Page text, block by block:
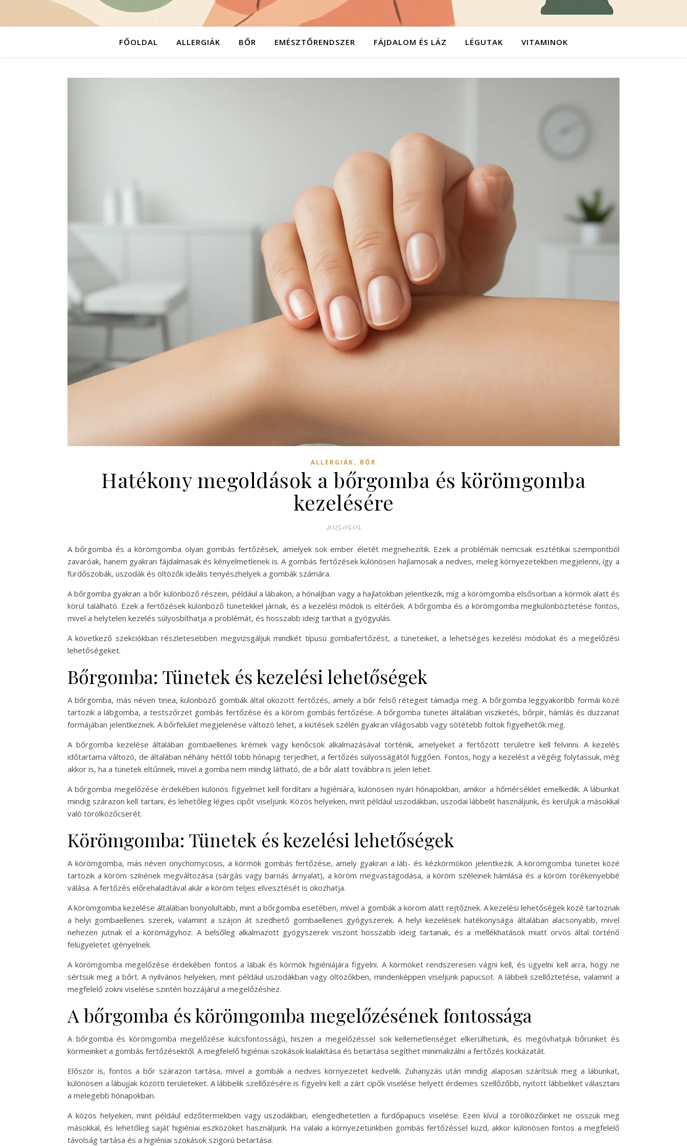
FŐOLDAL ALLERGIÁK BŐR EMÉSZTŐRENDSZER FÁJDALOM ÉS LÁZ LÉGUTAK VITAMINOK
ALLERGIÁK, BŐR
Hatékony megoldások a bőrgomba és körömgomba
kezelésére
2025.05.05.
A bőrgomba és a körömgomba olyan gombás fertőzések, amelyek sok ember életét megnehezítik. Ezek a problémák nemcsak esztétikai szempontból
zavaróak, hanem gyakran fájdalmasak és kényelmetlenek is. A gombás fertőzések különösen hajlamosak a nedves, meleg környezetekben megjelenni, így a
fürdőszobák, uszodák és öltözők ideális tenyészhelyek a gombák számára.
A bőrgomba gyakran a bőr különböző részein, például a lábakon, a hónaljban vagy a hajlatokban jelentkezik, míg a körömgomba elsősorban a körmök alatt és
körül található. Ezek a fertőzések különböző tünetekkel járnak, és a kezelési módok is eltérőek. A bőrgomba és a körömgomba megkülönböztetése fontos,
mivel a helytelen kezelés súlyosbíthatja a problémát, és hosszabb ideig tarthat a gyógyulás.
A következő szekciókban részletesebben megvizsgáljuk mindkét típusú gombafertőzést, a tüneteiket, a lehetséges kezelési módokat és a megelőzési
lehetőségeket.
Bőrgomba: Tünetek és kezelési lehetőségek
A bőrgomba, más néven tinea, különböző gombák által okozott fertőzés, amely a bőr felső rétegeit támadja meg. A bőrgomba leggyakoribb formái közé
tartozik a lábgomba, a testszőrzet gombás fertőzése és a köröm gombás fertőzése. A bőrgomba tünetei általában viszketés, bőrpír, hámlás és duzzanat
formájában jelentkeznek. A bőrfelület megjelenése változó lehet, a kiütések szélén gyakran világosabb vagy sötétebb foltok figyelhetők meg.
A bőrgomba kezelése általában gombaellenes krémek vagy kenőcsök alkalmazásával történik, amelyeket a fertőzött területre kell felvinni. A kezelés
időtartama változó, de általában néhány héttől több hónapig terjedhet, a fertőzés súlyosságától függően. Fontos, hogy a kezelést a végéig folytassuk, még
akkor is, ha a tünetek eltűnnek, mivel a gomba nem mindig látható, de a bőr alatt továbbra is jelen lehet.
A bőrgomba megelőzése érdekében különös figyelmet kell fordítani a higiéniára, különösen nyári hónapokban, amikor a hőmérséklet emelkedik. A lábunkat
mindig szárazon kell tartani, és lehetőleg légies cipőt viseljünk. Közös helyeken, mint például uszodákban, uszodai lábbelit használjunk, és kerüljük a másokkal
való törölközőcserét.
Körömgomba: Tünetek és kezelési lehetőségek
A körömgomba, más néven onychomycosis, a körmök gombás fertőzése, amely gyakran a láb- és kézkörmökön jelentkezik. A körömgomba tünetei közé
tartozik a köröm színének megváltozása (sárgás vagy barnás árnyalat), a köröm megvastagodása, a köröm széleinek hámlása és a köröm törékenyebbé
válása. A fertőzés előrehaladtával akár a köröm teljes elvesztését is okozhatja.
A körömgomba kezelése általában bonyolultabb, mint a bőrgomba esetében, mivel a gombák a köröm alatt rejtőznek. A kezelési lehetőségek közé tartoznak
a helyi gombaellenes szerek, valamint a szájon át szedhető gombaellenes gyógyszerek. A helyi kezelések hatékonysága általában alacsonyabb, mivel
nehezen jutnak el a körömágyhoz. A belsőleg alkalmazott gyógyszerek viszont hosszabb ideig tartanak, és a mellékhatások miatt orvos által történő
felügyeletet igényelnek.
A körömgomba megelőzése érdekében fontos a lábak és körmök higiéniájára figyelni. A körmöket rendszeresen vágni kell, és ügyelni kell arra, hogy ne
sértsük meg a bőrt. A nyilvános helyeken, mint például uszodákban vagy öltözőkben, mindenképpen viseljünk papucsot. A lábbeli szellőztetése, valamint a
megfelelő zokni viselése szintén hozzájárul a megelőzéshez.
A bőrgomba és körömgomba megelőzésének fontossága
A bőrgomba és körömgomba megelőzése kulcsfontosságú, hiszen a megelőzéssel sok kellemetlenséget elkerülhetünk, és megóvhatjuk bőrünket és
körmeinket a gombás fertőzésektől. A megfelelő higiéniai szokások kialakítása és betartása segíthet minimalizálni a fertőzés kockázatát.
Először is, fontos a bőr szárazon tartása, mivel a gombák a nedves környezetet kedvelik. Zuhanyzás után mindig alaposan szárítsuk meg a lábunkat,
különösen a lábujjak közötti területeket. A lábbelik szellőzésére is figyelni kell: a zárt cipők viselése helyett érdemes szellőzőbb, nyitott lábbeliket választani
a melegebb hónapokban.
A közös helyeken, mint például edzőtermekben vagy uszodákban, elengedhetetlen a fürdőpapucs viselése. Ezen kívül a törölközőinket ne osszuk meg
másokkal, és lehetőleg saját higiéniai eszközöket használjunk. Ha valaki a környezetünkben gombás fertőzéssel küzd, akkor különösen fontos a megfelelő
távolság tartása és a higiéniai szokások szigorú betartása.